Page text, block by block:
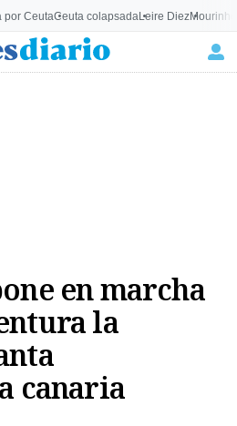
por CeutaCeuta colapsadaLeire Diez
en marcha
la
canaria